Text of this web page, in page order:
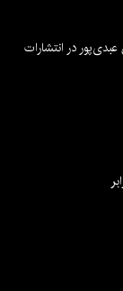
عبدی‌پور در انتشارات